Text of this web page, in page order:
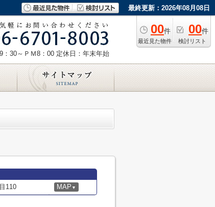
最終更新：2026年08月08日
00件
最近見た物件
00件
検討リスト
：30～ＰＭ8：00 定休日：年末年始
110 MAP ▼